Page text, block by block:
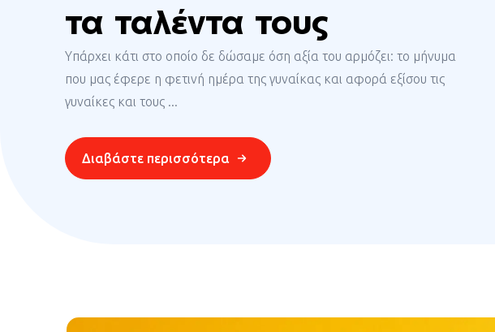
τα ταλέντα τους
Υπάρχει κάτι στο οποίο δε δώσαμε όση αξία του αρμόζει: το μήνυμα
που μας έφερε η φετινή ημέρα της γυναίκας και αφορά εξίσου τις
γυναίκες και τους ...
Διαβάστε περισσότερα